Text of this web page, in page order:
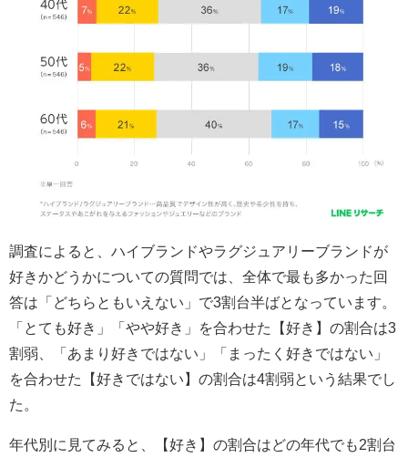
調査によると、ハイブランドやラグジュアリーブランドが
好きかどうかについての質問では、全体で最も多かった回
答は「どちらともいえない」で3割台半ばとなっています。
「とても好き」「やや好き」を合わせた【好き】の割合は3
割弱、「あまり好きではない」「まったく好きではない」
を合わせた【好きではない】の割合は4割弱という結果でし
た。
年代別に見てみると、【好き】の割合はどの年代でも2割台